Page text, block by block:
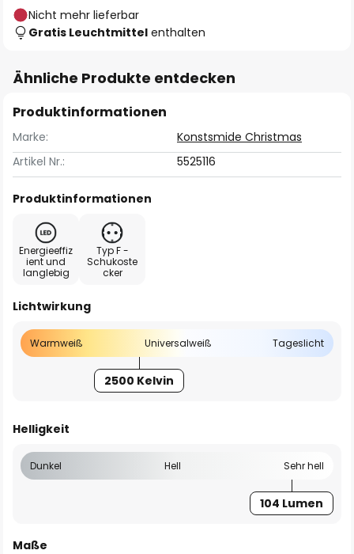
Nicht mehr lieferbar
Gratis Leuchtmittel enthalten
Ähnliche Produkte entdecken
Produktinformationen
Marke:
Konstsmide Christmas
Artikel Nr.:
5525116
Produktinformationen
Energieeffiz
ient und
langlebig
Typ F -
Schukoste
cker
Lichtwirkung
Warmweiß Universalweiß Tageslicht
2500 Kelvin
Helligkeit
Dunkel Hell Sehr hell
104 Lumen
Maße